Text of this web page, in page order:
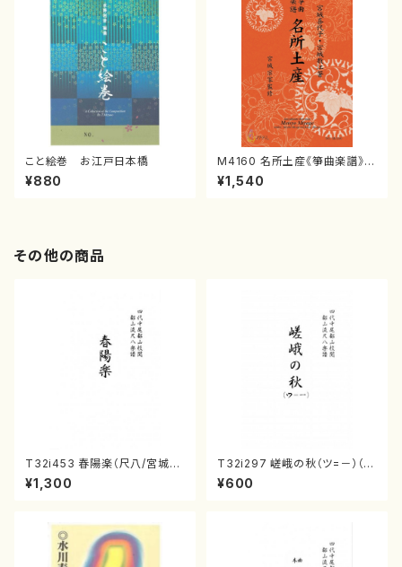
こと絵巻 お江戸日本橋
¥880
M4160 名所土産《箏曲楽譜》
（箏/宮城喜代子・宮城数江著・
宮城宗家監修/箏曲古典楽譜）
¥1,540
その他の商品
T32i453 春陽楽（尺八/宮城道
雄/楽譜）都山流公刊楽譜曲番:2
160
¥1,300
T32i297 嵯峨の秋（ツ=－）（尺
八/菊末検校/楽譜）都山流公刊
楽譜曲番:1152
¥600